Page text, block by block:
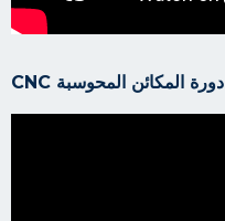
دورة المكائن المحوسبة CNC